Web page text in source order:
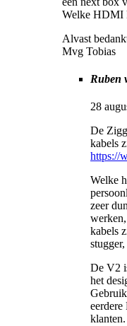
Welke HDMI
Alvast
Mvg Tobias
Ruben
28
De
kabels
https://
Welke
zeer
kabels
De V2
het
klanten.